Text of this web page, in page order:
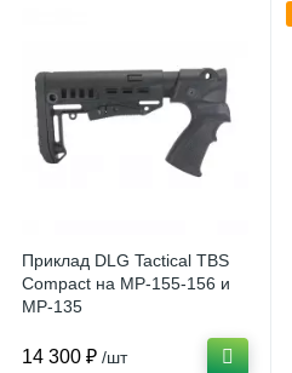
Приклад DLG Tactical TBS
Compact на МР-155-156 и
МР-135
14 300 ₽ /шт